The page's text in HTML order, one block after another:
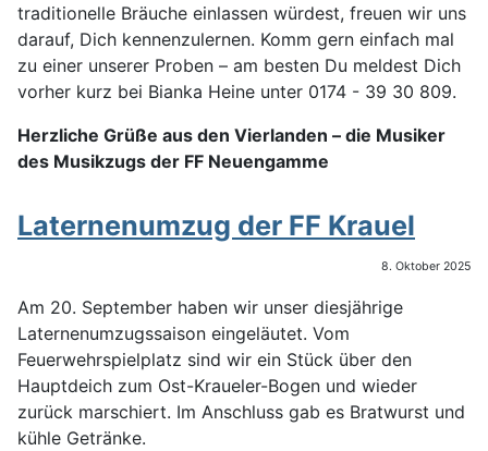
traditionelle Bräuche einlassen würdest, freuen wir uns
darauf, Dich kennenzulernen. Komm gern einfach mal
zu einer unserer Proben – am besten Du meldest Dich
vorher kurz bei Bianka Heine unter 0174 - 39 30 809.
Herzliche Grüße aus den Vierlanden – die Musiker
des Musikzugs der FF Neuengamme
Laternenumzug der FF Krauel
8. Oktober 2025
Am 20. September haben wir unser diesjährige
Laternenumzugssaison eingeläutet. Vom
Feuerwehrspielplatz sind wir ein Stück über den
Hauptdeich zum Ost-Kraueler-Bogen und wieder
zurück marschiert. Im Anschluss gab es Bratwurst und
kühle Getränke.